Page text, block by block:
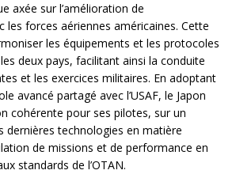
axée sur l’amélioration de
les forces aériennes américaines. Cette
les équipements et les protocoles
deux pays, facilitant ainsi la conduite
et les exercices militaires. En adoptant
avancé partagé avec l’USAF, le Japon
cohérente pour ses pilotes, sur un
dernières technologies en matière
de missions et de performance en
standards de l’OTAN.